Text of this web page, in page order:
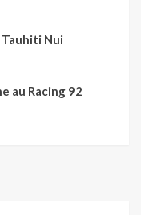
Nui
au Racing 92